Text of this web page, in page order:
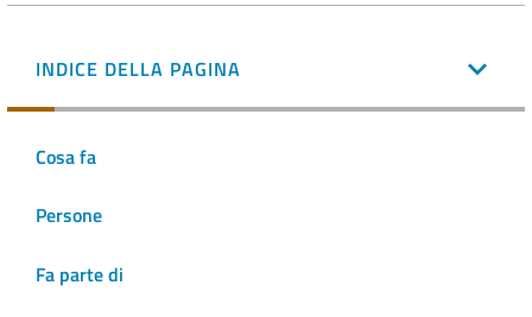
INDICE DELLA PAGINA
Cosa fa
Persone
Fa parte di